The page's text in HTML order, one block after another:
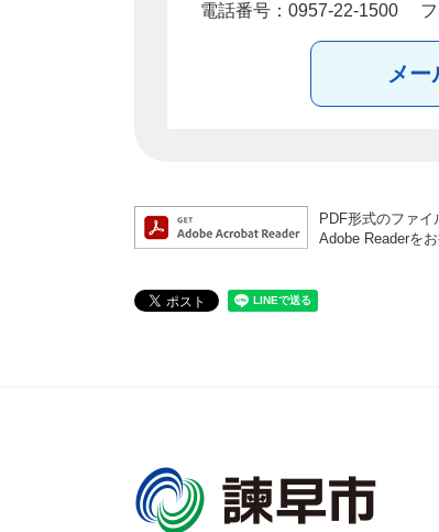
電話番号：0957-22-1500
メー
PDF形式のファイ
Adobe Readerを